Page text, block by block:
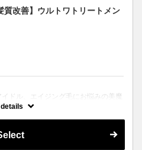
質改善】ウルトワトリートメン
ドル、エイジング毛にお悩みの美魔
ューに対応できる髪質改善トリート